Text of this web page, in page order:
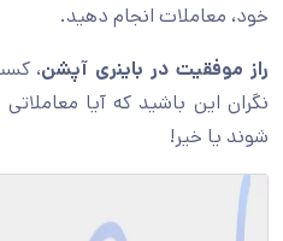
خود، معاملات انجام دهید.
راز موفقیت در باینری آپشن،
نگران این باشید که آیا
شوند یا خیر!